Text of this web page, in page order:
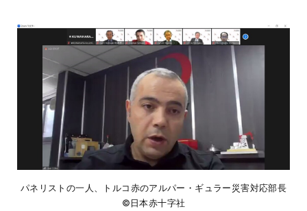
パネリストの一人、トルコ赤のアルパー・ギュラー災害対応部長
©日本赤十字社